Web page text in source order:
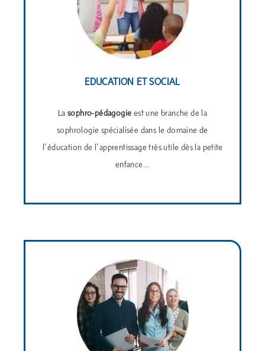
EDUCATION ET SOCIAL
La sophro-pédagogie est une branche de la
sophrologie spécialisée dans le domaine de
l’éducation de l’apprentissage très utile dès la petite
enfance…